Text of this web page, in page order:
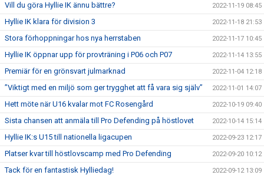
Vill du göra Hyllie IK ännu bättre? 2022-11-19 08:45
Hyllie IK klara för division 3 2022-11-18 21:53
Stora förhoppningar hos nya herrstaben 2022-11-17 10:45
Hyllie IK öppnar upp för provträning i P06 och P07 2022-11-14 13:55
Premiär för en grönsvart julmarknad 2022-11-04 12:18
”Viktigt med en miljö som ger trygghet att få vara sig själv” 2022-11-01 14:07
Hett möte när U16 kvalar mot FC Rosengård 2022-10-19 09:40
Sista chansen att anmäla till Pro Defending på höstlovet 2022-10-14 15:14
Hyllie IK:s U15 till nationella ligacupen 2022-09-23 12:17
Platser kvar till höstlovscamp med Pro Defending 2022-09-20 10:12
Tack för en fantastisk Hylliedag! 2022-09-12 13:09